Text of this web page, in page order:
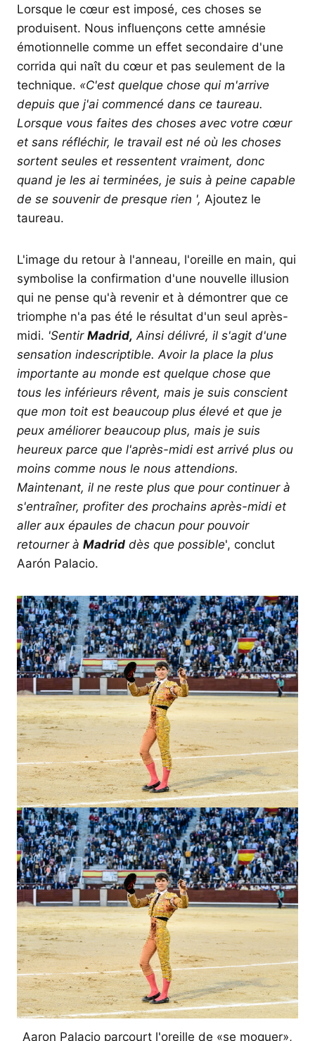
Lorsque le cœur est imposé, ces choses se
produisent. Nous influençons cette amnésie
émotionnelle comme un effet secondaire d'une
corrida qui naît du cœur et pas seulement de la
technique. «C'est quelque chose qui m'arrive
depuis que j'ai commencé dans ce taureau.
Lorsque vous faites des choses avec votre cœur
et sans réfléchir, le travail est né où les choses
sortent seules et ressentent vraiment, donc
quand je les ai terminées, je suis à peine capable
de se souvenir de presque rien ', Ajoutez le
taureau.
L'image du retour à l'anneau, l'oreille en main, qui
symbolise la confirmation d'une nouvelle illusion
qui ne pense qu'à revenir et à démontrer que ce
triomphe n'a pas été le résultat d'un seul après-
midi. 'Sentir Madrid, Ainsi délivré, il s'agit d'une
sensation indescriptible. Avoir la place la plus
importante au monde est quelque chose que
tous les inférieurs rêvent, mais je suis conscient
que mon toit est beaucoup plus élevé et que je
peux améliorer beaucoup plus, mais je suis
heureux parce que l'après-midi est arrivé plus ou
moins comme nous le nous attendions.
Maintenant, il ne reste plus que pour continuer à
s'entraîner, profiter des prochains après-midi et
aller aux épaules de chacun pour pouvoir
retourner à Madrid dès que possible', conclut
Aarón Palacio.
Aaron Palacio parcourt l'oreille de «se moquer»,